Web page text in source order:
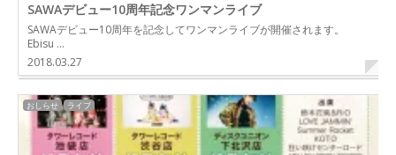
SAWAデビュー10周年記念ワンマンライブ
SAWAデビュー10周年を記念してワンマンライブが開催されます。
Ebisu …
2018.03.27
おしらせ ライブ